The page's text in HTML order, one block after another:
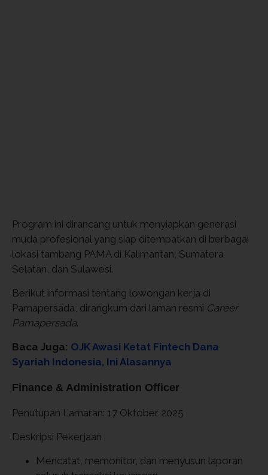
Program ini dirancang untuk menyiapkan generasi
muda profesional yang siap ditempatkan di berbagai
lokasi tambang PAMA di Kalimantan, Sumatera
Selatan, dan Sulawesi.
Berikut informasi tentang lowongan kerja di
Pamapersada, dirangkum dari laman resmi Career
Pamapersada.
Baca Juga: OJK Awasi Ketat Fintech Dana
Syariah Indonesia, Ini Alasannya
Finance & Administration Officer
Penutupan Lamaran: 17 Oktober 2025
Deskripsi Pekerjaan
Mencatat, memonitor, dan menyusun laporan